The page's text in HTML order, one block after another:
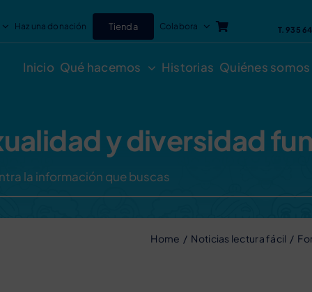
Haz una donación Tienda Colabora T. 935
Inicio Qué hacemos Historias Quiénes somos
y diversidad
Home Noticias lectura fácil